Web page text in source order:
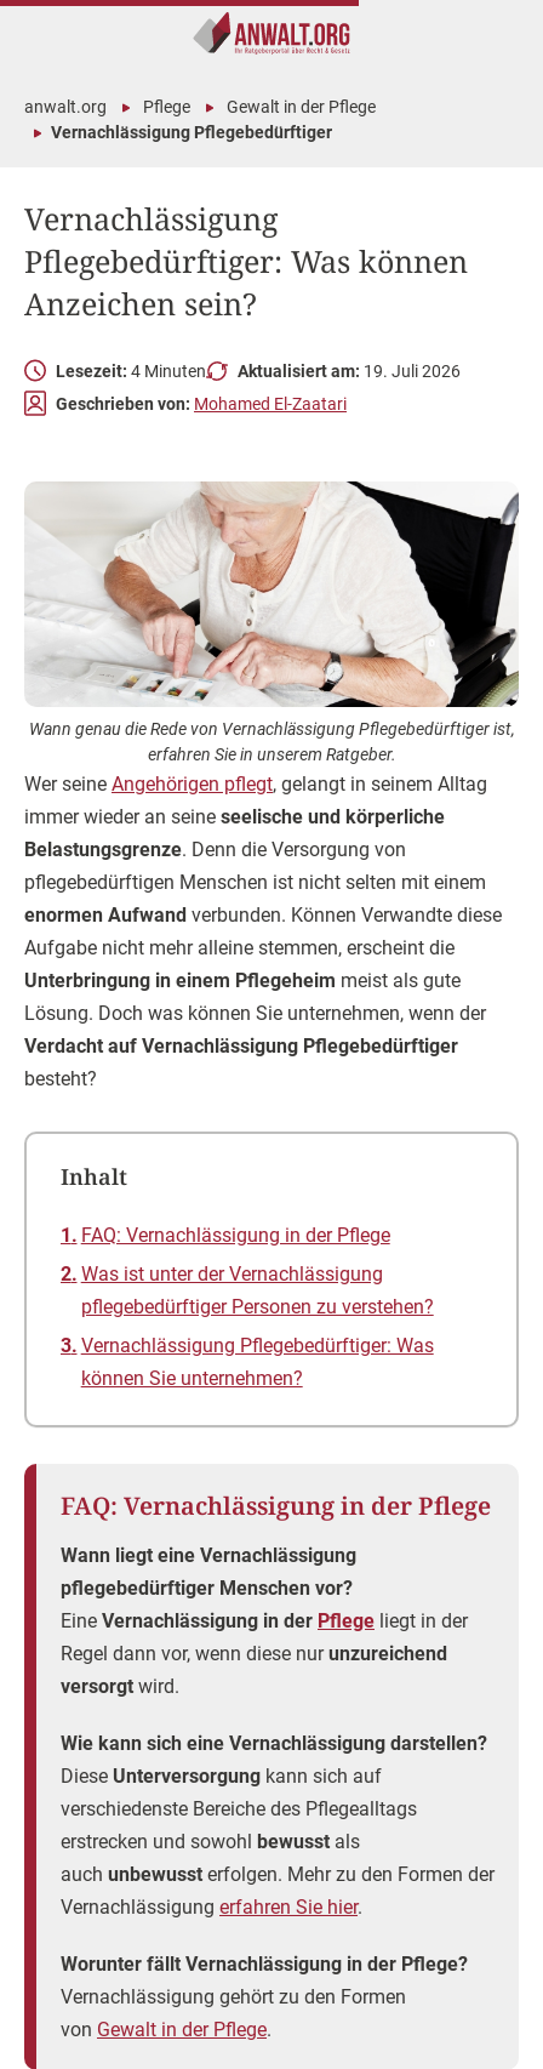
Vernachlässigung
Pflegebedürftiger: Was können
Anzeichen sein?
anwalt.org Pflege
Gewalt in der Pflege
Vernachlässigung Pflegebedürftiger
Lesezeit: 4 Minuten Aktualisiert am: 19. Juli 2026
Geschrieben von: Mohamed El-Zaatari
Wann genau die Rede von Vernachlässigung Pflegebedürftiger ist,
erfahren Sie in unserem Ratgeber.
Wer seine Angehörigen pflegt, gelangt in seinem Alltag
immer wieder an seine seelische und körperliche
Belastungsgrenze. Denn die Versorgung von
pflegebedürftigen Menschen ist nicht selten mit einem
enormen Aufwand verbunden. Können Verwandte diese
Aufgabe nicht mehr alleine stemmen, erscheint die
Unterbringung in einem Pflegeheim meist als gute
Lösung. Doch was können Sie unternehmen, wenn der
Verdacht auf Vernachlässigung Pflegebedürftiger
besteht?
Inhalt
FAQ: Vernachlässigung in der Pflege
Was ist unter der Vernachlässigung
pflegebedürftiger Personen zu verstehen?
Vernachlässigung Pflegebedürftiger: Was
können Sie unternehmen?
FAQ: Vernachlässigung in der Pflege
Wann liegt eine Vernachlässigung
pflegebedürftiger Menschen vor?
Eine Vernachlässigung in der Pflege liegt in der
Regel dann vor, wenn diese nurunzureichend
versorgt wird.
Wie kann sich eine Vernachlässigung darstellen?
Diese Unterversorgung kann sich auf
verschiedenste Bereiche des Pflegealltags
erstrecken und sowohl bewusst als
auch unbewusst erfolgen. Mehr zu den Formen der
Vernachlässigung erfahren Sie hier.
Worunter fällt Vernachlässigung in der Pflege?
Vernachlässigung gehört zu den Formen
von Gewalt in der Pflege.